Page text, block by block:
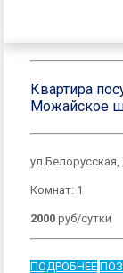
Квартира
Можайское
ул.Белорусская,
Комнат: 1
2000 руб/сутки
ПОДРОБНЕЕ